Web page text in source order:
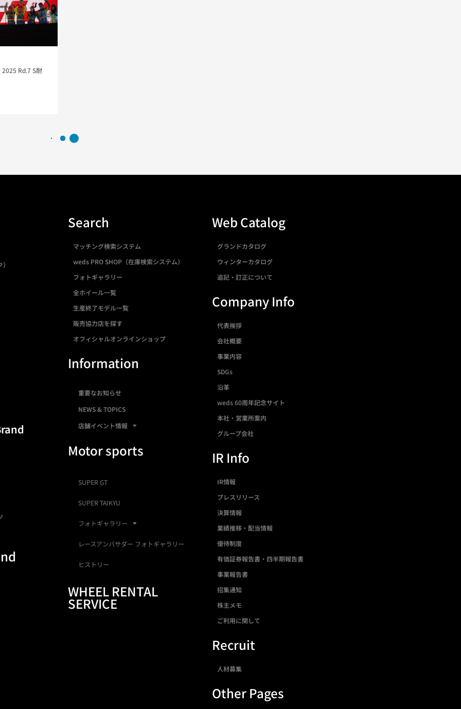
2025 Rd.7 S耐
Search
マッチング検索システム
weds PRO SHOP（在庫検索システム）
フォトギャラリー
全ホイール一覧
生産終了モデル一覧
販売協力店を探す
オフィシャルオンラインショップ
Information
重要なお知らせ
NEWS & TOPICS
店舗イベント情報
Motor sports
SUPER GT
SUPER TAIKYU
フォトギャラリー
レースアンバサダー フォトギャラリー
ヒストリー
WHEEL RENTAL
SERVICE
Web Catalog
グランドカタログ
ウィンターカタログ
追記・訂正について
Company Info
代表挨拶
会社概要
事業内容
SDGs
沿革
weds 60周年記念サイト
本社・営業所案内
グループ会社
IR Info
IR情報
プレスリリース
決算情報
業績推移・配当情報
優待制度
有価証券報告書・四半期報告書
事業報告書
招集通知
株主メモ
ご利用に関して
Recruit
人材募集
Other Pages